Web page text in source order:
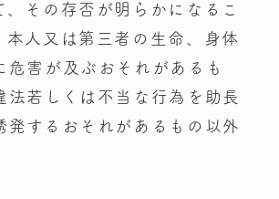
、その存否が明らかになるこ
本人又は第三者の生命、身体
危害が及ぶおそれがあるも
法若しくは不当な行為を助長
発するおそれがあるもの以外